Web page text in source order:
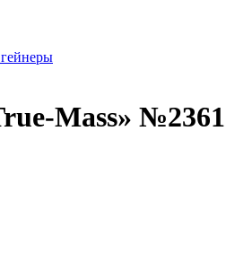
Mass» №2361